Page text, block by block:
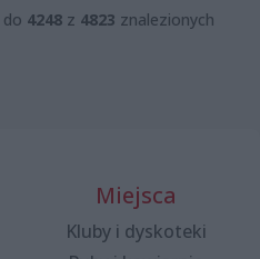
do 4248 z 4823 znalezionych
Miejsca
Kluby i dyskoteki